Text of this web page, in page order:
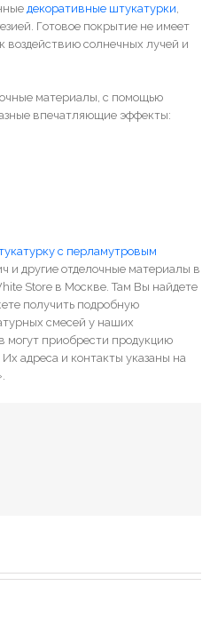
декоративные штукатурки
Готовое покрытие не имеет
воздействию солнечных лучей и
материалы, с помощью
впечатляющие эффекты:
с перламутровым
и другие отделочные материалы в
Store в Москве. Там Вы найдете
получить подробную
смесей у наших
могут приобрести продукцию
адреса и контакты указаны на